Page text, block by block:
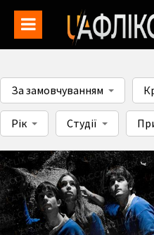
За замовчуванням
Рік Студії